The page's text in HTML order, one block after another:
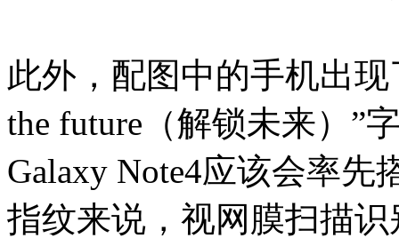
此外，配图中的手机出
the future（解锁未来）”
Galaxy Note4应该会率
指纹来说，视网膜扫描